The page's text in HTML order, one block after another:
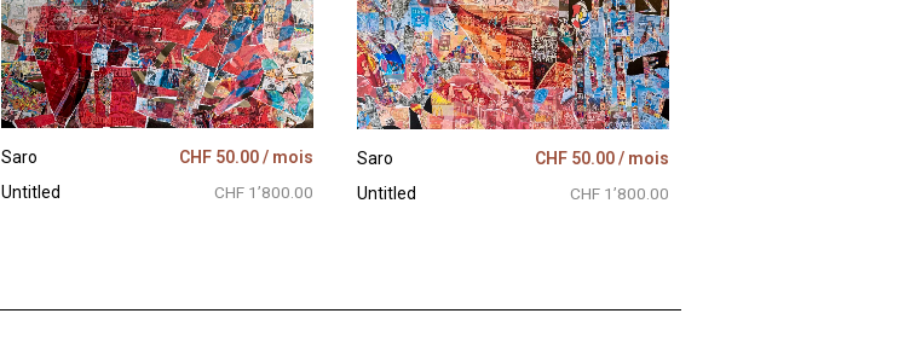
Saro
Untitled
CHF 50.00/ mois
CHF 1’800.00
Saro
Untitled
CHF 50.00/ mois
CHF 1’800.00